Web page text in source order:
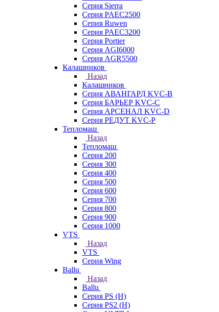
Серия Sierra
Серия PAEC2500
Серия Ruwen
Серия PAEC3200
Серия Portier
Серия AGI6000
Серия AGR5500
Калашников
Назад
Калашников
Серия АВАНГАРД KVC-B
Серия БАРЬЕР KVC-C
Серия АРСЕНАЛ KVC-D
Серия РЕДУТ KVC-P
Тепломаш
Назад
Тепломаш
Серия 200
Серия 300
Серия 400
Серия 500
Серия 600
Серия 700
Серия 800
Серия 900
Серия 1000
VTS
Назад
VTS
Серия Wing
Ballu
Назад
Ballu
Серия PS (H)
Серия PS2 (H)